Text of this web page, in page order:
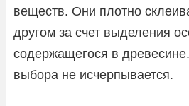
веществ. Они плотно
другом за счет выделения
содержащегося в
выбора не исчерпывается.